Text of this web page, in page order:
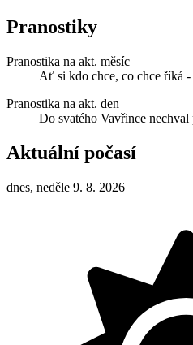
Pranostiky
Pranostika na akt. měsíc
Ať si kdo chce, co chce říká
Pranostika na akt. den
Do svatého Vavřince nechval
Aktuální počasí
dnes, neděle 9. 8. 2026